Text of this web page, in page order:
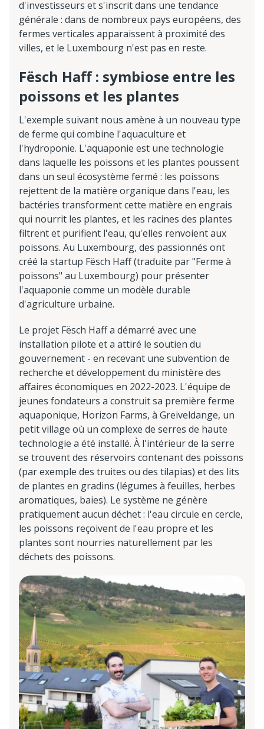
d'investisseurs et s'inscrit dans une tendance
générale : dans de nombreux pays européens, des
fermes verticales apparaissent à proximité des
villes, et le Luxembourg n'est pas en reste.
Fësch Haff : symbiose entre les
poissons et les plantes
L'exemple suivant nous amène à un nouveau type
de ferme qui combine l'aquaculture et
l'hydroponie. L'aquaponie est une technologie
dans laquelle les poissons et les plantes poussent
dans un seul écosystème fermé : les poissons
rejettent de la matière organique dans l'eau, les
bactéries transforment cette matière en engrais
qui nourrit les plantes, et les racines des plantes
filtrent et purifient l'eau, qu'elles renvoient aux
poissons. Au Luxembourg, des passionnés ont
créé la startup Fësch Haff (traduite par "Ferme à
poissons" au Luxembourg) pour présenter
l'aquaponie comme un modèle durable
d'agriculture urbaine.
Le projet Fësch Haff a démarré avec une
installation pilote et a attiré le soutien du
gouvernement - en recevant une subvention de
recherche et développement du ministère des
affaires économiques en 2022-2023. L'équipe de
jeunes fondateurs a construit sa première ferme
aquaponique, Horizon Farms, à Greiveldange, un
petit village où un complexe de serres de haute
technologie a été installé. À l'intérieur de la serre
se trouvent des réservoirs contenant des poissons
(par exemple des truites ou des tilapias) et des lits
de plantes en gradins (légumes à feuilles, herbes
aromatiques, baies). Le système ne génère
pratiquement aucun déchet : l'eau circule en cercle,
les poissons reçoivent de l'eau propre et les
plantes sont nourries naturellement par les
déchets des poissons.